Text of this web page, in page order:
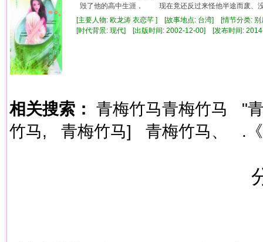
毁了他的高中生涯， 现在竟还反过来怪他半途而废、
[主要人物: 欧龙涛 衣恋芊 ] [故事地点: 台湾] [情节分类:
[时代背景: 现代] [出版时间: 2002-12-00] [发布时间:
相关搜索： 青梅竹马青梅竹马
"
竹马,
青梅竹马] 青梅竹马、 .